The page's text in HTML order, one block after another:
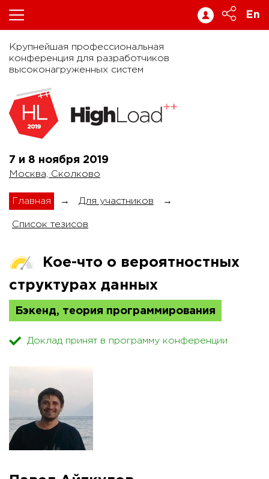
En
Крупнейшая профессиональная
конференция для разработчиков
высоконагруженных систем
7 и 8 ноября 2019
Москва, Сколково
Главная → Для участников →
Список тезисов
Кое-что о вероятностных
структурах данных
Бэкенд, теория программирования
Доклад принят в программу конференции